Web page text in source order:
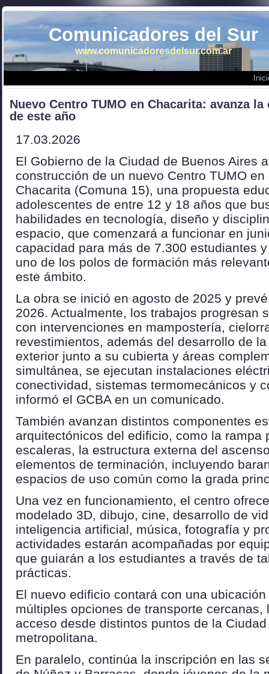
Comunicadores del Sur
www.comunicadoresdelsur.com.ar
Nuevo Centro TUMO en Chacarita: avanza
de este año
17.03.2026
El Gobierno de la Ciudad de Buenos Aires
construcción de un nuevo Centro TUMO en
Chacarita (Comuna 15), una propuesta
adolescentes de entre 12 y 18 años que
habilidades en tecnología, diseño y
espacio, que comenzará a funcionar en
capacidad para más de 7.300 estudiantes
uno de los polos de formación más
este ámbito.
La obra se inició en agosto de 2025 y
2026. Actualmente, los trabajos progresan
con intervenciones en mampostería,
revestimientos, además del desarrollo de
exterior junto a su cubierta y áreas
simultánea, se ejecutan instalaciones
conectividad, sistemas termomecánicos y
informó el GCBA en un comunicado.
También avanzan distintos componentes
arquitectónicos del edificio, como la rampa
escaleras, la estructura externa del
elementos de terminación, incluyendo
espacios de uso común como la grada
Una vez en funcionamiento, el centro
modelado 3D, dibujo, cine, desarrollo de
inteligencia artificial, música, fotografía y
actividades estarán acompañadas por
que guiarán a los estudiantes a través de
prácticas.
El nuevo edificio contará con una
múltiples opciones de transporte cercanas,
acceso desde distintos puntos de la
metropolitana.
En paralelo, continúa la inscripción en las